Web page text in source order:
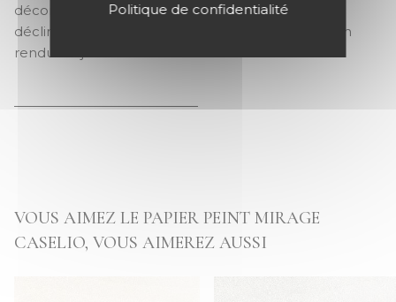
décorations intérieures. Ses traits lumineux se
déclinent sur des fonds avec du caractère pour un
rendu toujours chic.
VOUS AIMEZ LE PAPIER PEINT MIRAGE
CASELIO, VOUS AIMEREZ AUSSI
Politique de confidentialité